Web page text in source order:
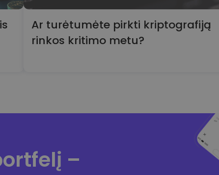
Ar turėtumėte pirkti kriptografiją
rinkos kritimo metu?
–